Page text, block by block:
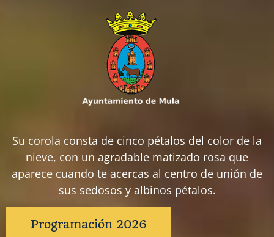
Su corola consta de cinco pétalos del color de la
nieve, con un agradable matizado rosa que
aparece cuando te acercas al centro de unión de
sus sedosos y albinos pétalos.
Programación 2026